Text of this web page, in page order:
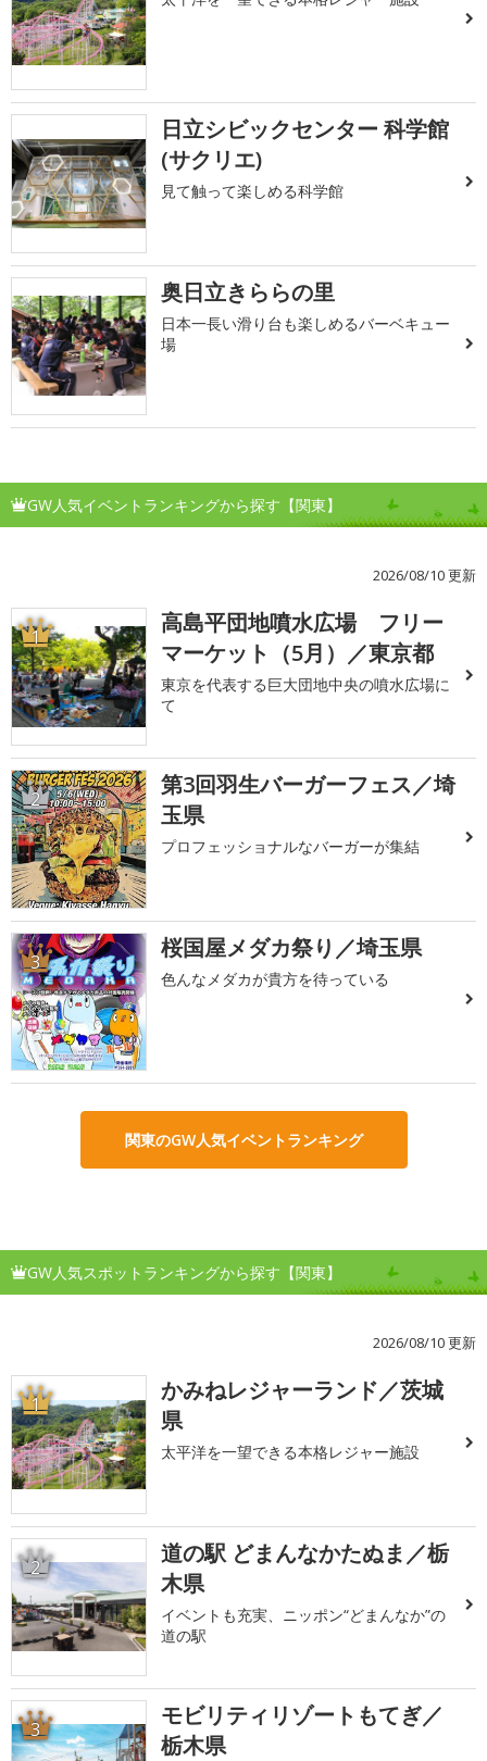
日立シビックセンター 科学館
(サクリエ)
見て触って楽しめる科学館
奥日立きららの里
日本一長い滑り台も楽しめるバーベキュー
場
GW人気イベントランキングから探す【関東】
2026/08/10 更新
1
高島平団地噴水広場 フリー
マーケット（5月）／東京都
東京を代表する巨大団地中央の噴水広場に
て
2
第3回羽生バーガーフェス／埼
玉県
プロフェッショナルなバーガーが集結
3 桜国屋メダカ祭り／埼玉県
色んなメダカが貴方を待っている
関東のGW人気イベントランキング
GW人気スポットランキングから探す【関東】
2026/08/10 更新
1
かみねレジャーランド／茨城
県
太平洋を一望できる本格レジャー施設
2
道の駅 どまんなかたぬま／栃
木県
イベントも充実、ニッポン“どまんなか”の
道の駅
3
モビリティリゾートもてぎ／
栃木県